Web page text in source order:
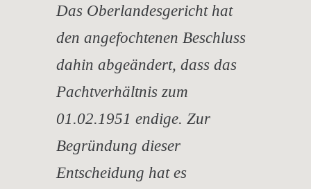
Das Oberlandesgericht hat
den angefochtenen Beschluss
dahin abgeändert, dass das
Pachtverhältnis zum
01.02.1951 endige. Zur
Begründung dieser
Entscheidung hat es